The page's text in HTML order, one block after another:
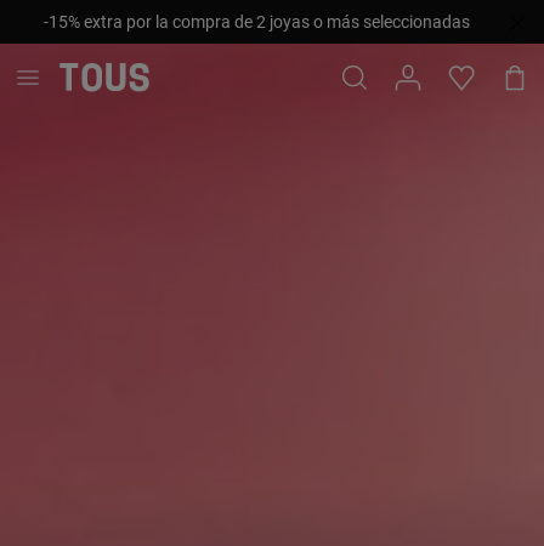
-15% extra por la compra de 2 joyas o más seleccionadas